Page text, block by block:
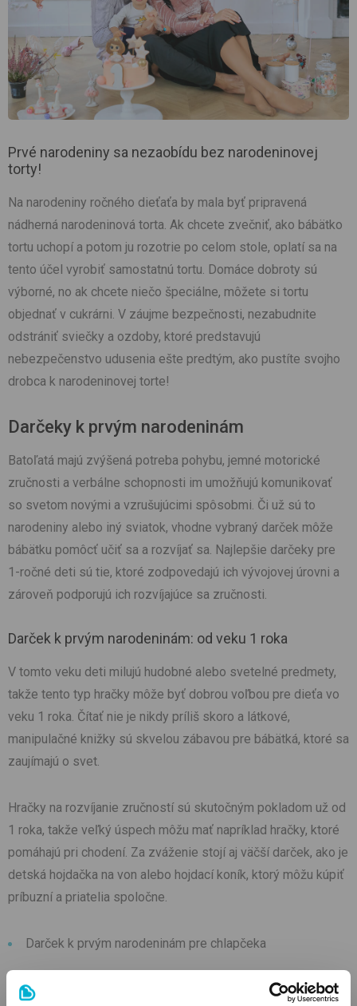
Prvé narodeniny sa nezaobídu bez narodeninovej
torty!
Na narodeniny ročného dieťaťa by mala byť pripravená
nádherná narodeninová torta. Ak chcete zvečniť, ako bábätko
tortu uchopí a potom ju rozotrie po celom stole, oplatí sa na
tento účel vyrobiť samostatnú tortu. Domáce dobroty sú
výborné, no ak chcete niečo špeciálne, môžete si tortu
objednať v cukrárni. V záujme bezpečnosti, nezabudnite
odstrániť sviečky a ozdoby, ktoré predstavujú
nebezpečenstvo udusenia ešte predtým, ako pustíte svojho
drobca k narodeninovej torte!
Darčeky k prvým narodeninám
Batoľatá majú zvýšená potreba pohybu, jemné motorické
zručnosti a verbálne schopnosti im umožňujú komunikovať
so svetom novými a vzrušujúcimi spôsobmi. Či už sú to
narodeniny alebo iný sviatok, vhodne vybraný darček môže
bábätku pomôcť učiť sa a rozvíjať sa. Najlepšie darčeky pre
1-ročné deti sú tie, ktoré zodpovedajú ich vývojovej úrovni a
zároveň podporujú ich rozvíjajúce sa zručnosti.
Darček k prvým narodeninám: od veku 1 roka
V tomto veku deti milujú hudobné alebo svetelné predmety,
takže tento typ hračky môže byť dobrou voľbou pre dieťa vo
veku 1 roka. Čítať nie je nikdy príliš skoro a látkové,
manipulačné knižky sú skvelou zábavou pre bábätká, ktoré sa
zaujímajú o svet.
Hračky na rozvíjanie zručností sú skutočným pokladom už od
1 roka, takže veľký úspech môžu mať napríklad hračky, ktoré
pomáhajú pri chodení. Za zváženie stojí aj väčší darček, ako je
detská hojdačka na von alebo hojdací koník, ktorý môžu kúpiť
príbuzní a priatelia spoločne.
Darček k prvým narodeninám pre chlapčeka
Ach, malí chlapci a ich autíčka! Či už ide o smetiarske auto,